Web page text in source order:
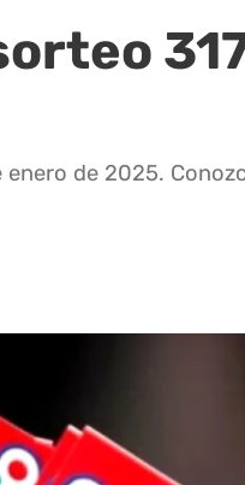
enero de 2025.